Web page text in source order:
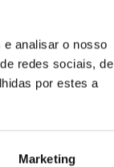
analisar o nosso
redes sociais, de
por estes a
Marketing